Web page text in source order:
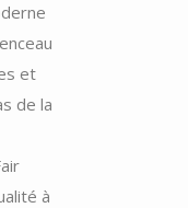
et
de la
à